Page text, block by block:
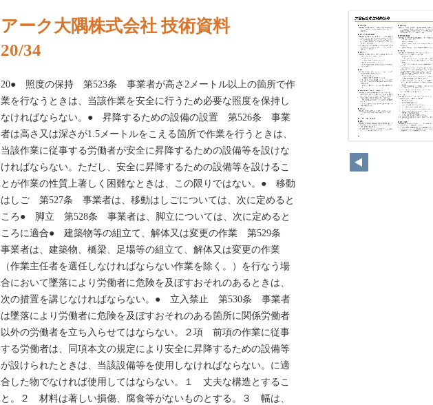
アーク大隅株式会社 技術資料
20/34
20● 照度の保持 第523条 事業者が高さ2メートル以上の箇所で作
業を行なうときは、当該作業を安全に行うため必要な照度を保持し
なければならない。● 昇降するための設備の設置 第526条 事業
者は高さ又は深さが1.5メートルをこえる箇所で作業を行うときは、
当該作業に従事する労働者が安全に昇降するための設備等を設けな
ければならない。ただし、安全に昇降するための設備等を設けるこ
とが作業の性質上著しく困難なときは、この限りではない。● 移動
はしご 第527条 事業者は、移動はしごについては、次に定めると
ころ● 脚立 第528条 事業者は、脚立については、次に定めると
ころに適合● 建築物等の組立て、解体又は変更の作業 第529条
事業者は、建築物、橋梁、足場等の組立て、解体又は変更の作業
（作業主任者を選任しなければならない作業を除く。）を行なう場
合において墜落により労働者に危険を及ぼすおそれのあるときは、
次の措置を講じなければならない。● 立入禁止 第530条 事業者
は墜落により労働者に危険を及ぼすおそれのある箇所に関係労働者
以外の労働者を立ち入らせてはならない。２項 前項の作業に従事
する労働者は、同項本文の規定により安全に昇降するための設備等
が設けられたときは、当該設備等を使用しなければならない。に適
合した物でなければ使用してはならない。１ 丈夫な構造とするこ
と。２ 材料は著しい損傷、腐食等がないものとする。３ 幅は、